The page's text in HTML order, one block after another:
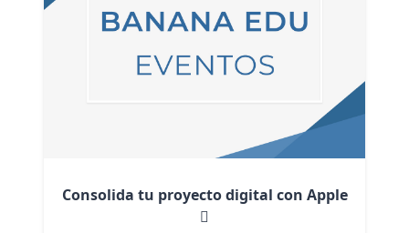
Consolida tu proyecto digital con Apple
